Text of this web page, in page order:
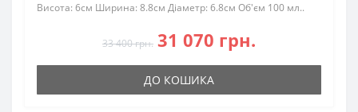
Висота: 6см Ширина: 8.8см Діаметр: 6.8см Об'єм 100 мл..
33 400 грн. 31 070 грн.
ДО КОШИКА